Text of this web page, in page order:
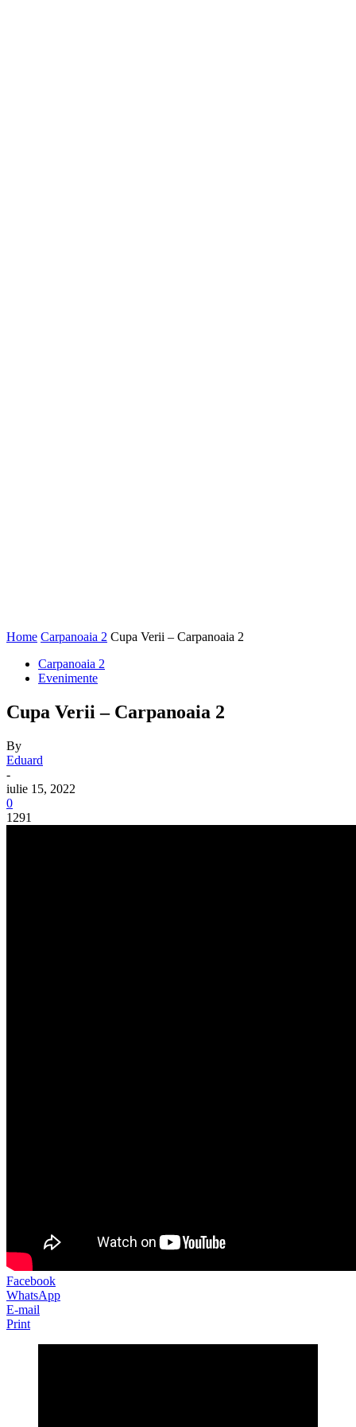
Home Carpanoaia 2 Cupa Verii – Carpanoaia 2
Carpanoaia 2
Evenimente
Cupa Verii – Carpanoaia 2
By
Eduard
-
iulie 15, 2022
0
1291
Facebook
WhatsApp
E-mail
Print